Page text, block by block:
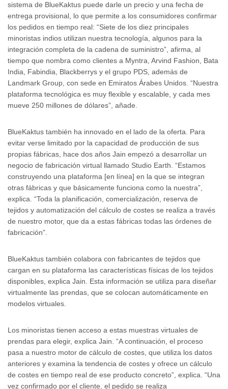
sistema de BlueKaktus puede darle un precio y una fecha de
entrega provisional, lo que permite a los consumidores confirmar
los pedidos en tiempo real: “Siete de los diez principales
minoristas indios utilizan nuestra tecnología, algunos para la
integración completa de la cadena de suministro”, afirma, al
tiempo que nombra como clientes a Myntra, Arvind Fashion, Bata
India, Fabindia, Blackberrys y el grupo PDS, además de
Landmark Group, con sede en Emiratos Árabes Unidos. “Nuestra
plataforma tecnológica es muy flexible y escalable, y cada mes
mueve 250 millones de dólares”, añade.
BlueKaktus también ha innovado en el lado de la oferta. Para
evitar verse limitado por la capacidad de producción de sus
propias fábricas, hace dos años Jain empezó a desarrollar un
negocio de fabricación virtual llamado Studio Earth. “Estamos
construyendo una plataforma [en línea] en la que se integran
otras fábricas y que básicamente funciona como la nuestra”,
explica. “Toda la planificación, comercialización, reserva de
tejidos y automatización del cálculo de costes se realiza a través
de nuestro motor, que da a estas fábricas todas las órdenes de
fabricación”.
BlueKaktus también colabora con fabricantes de tejidos que
cargan en su plataforma las características físicas de los tejidos
disponibles, explica Jain. Esta información se utiliza para diseñar
virtualmente las prendas, que se colocan automáticamente en
modelos virtuales.
Los minoristas tienen acceso a estas muestras virtuales de
prendas para elegir, explica Jain. “A continuación, el proceso
pasa a nuestro motor de cálculo de costes, que utiliza los datos
anteriores y examina la tendencia de costes y ofrece un cálculo
de costes en tiempo real de ese producto concreto”, explica. “Una
vez confirmado por el cliente, el pedido se realiza